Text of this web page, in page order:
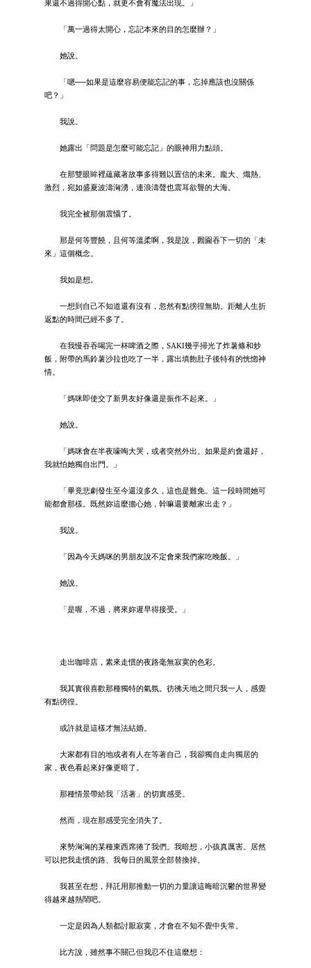
果還不過得開心點，就更不會有魔法出現。」
「萬一過得太開心，忘記本來的目的怎麼辦？」
她說。
「嗯──如果是這麼容易便能忘記的事，忘掉應該也沒關係
吧？」
我說。
她露出「問題是怎麼可能忘記」的眼神用力點頭。
在那雙眼眸裡蘊藏著故事多得難以置信的未來。龐大、熾熱、
激烈，宛如盛夏波濤洶湧，連浪濤聲也震耳欲聾的大海。
我完全被那個震懾了。
那是何等豐饒，且何等溫柔啊，我是說，囫圇吞下一切的「未
來」這個概念。
我如是想。
一想到自己不知道還有沒有，忽然有點徬徨無助。距離人生折
返點的時間已經不多了。
在我慢吞吞喝完一杯啤酒之際，SAKI幾乎掃光了炸薯條和炒
飯，附帶的馬鈴薯沙拉也吃了一半，露出填飽肚子後特有的恍惚神
情。
「媽咪即使交了新男友好像還是振作不起來。」
她說。
「媽咪會在半夜嚎啕大哭，或者突然外出。如果是約會還好，
我就怕她獨自出門。」
「畢竟悲劇發生至今還沒多久，這也是難免。這一段時間她可
能都會那樣。既然妳這麼擔心她，幹嘛還要離家出走？」
我說。
「因為今天媽咪的男朋友說不定會來我們家吃晚飯。」
她說。
「是喔，不過，將來妳遲早得接受。」
走出咖啡店，素來走慣的夜路毫無寂寞的色彩。
我其實很喜歡那種獨特的氣氛。彷彿天地之間只我一人，感覺
有點徬徨。
或許就是這樣才無法結婚。
大家都有目的地或者有人在等著自己，我卻獨自走向獨居的
家，夜色看起來好像更暗了。
那種情景帶給我「活著」的切實感受。
然而，現在那感受完全消失了。
來勢洶洶的某種東西席捲了我們。我暗想，小孩真厲害。居然
可以把我走慣的路、我每日的風景全部替換掉。
我甚至在想，拜託用那推動一切的力量讓這晦暗沉鬱的世界變
得越來越熱鬧吧。
一定是因為人類都討厭寂寞，才會在不知不覺中失常。
比方說，雖然事不關己但我忍不住這麼想：